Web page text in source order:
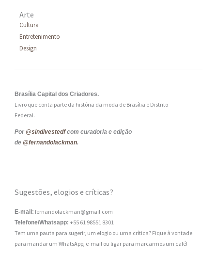
Arte
Cultura
Entretenimento
Design
Brasília Capital dos Criadores.
Livro que conta parte da história da moda de Brasília e Distrito
Federal.
Por @sindivestedfcom curadoria e edição
de @fernandolackman.
Sugestões, elogios e críticas?
E-mail: fernandolackman@gmail.com
Telefone/Whatsapp: +55 61 98551 8301
Tem uma pauta para sugerir, um elogio ou uma crítica? Fique à vontade
para mandar um WhatsApp, e-mail ou ligar para marcarmos um café!